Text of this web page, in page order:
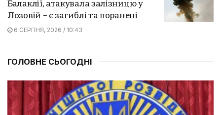
Балаклії, атакувала залізницю у
Лозовій – є загиблі та поранені
6 СЕРПНЯ, 2026 / 10:43
ГОЛОВНЕ СЬОГОДНІ